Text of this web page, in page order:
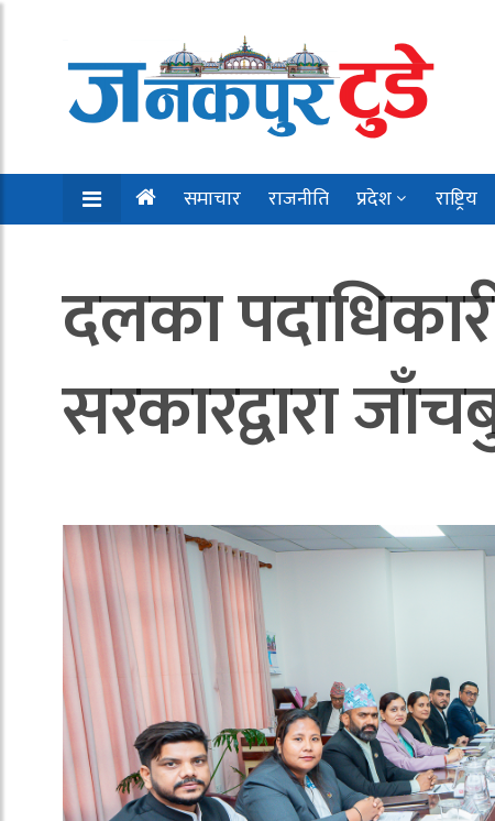
समाचार राजनीति प्रदेश राष्ट्रिय
दलका
सरकारद्वारा